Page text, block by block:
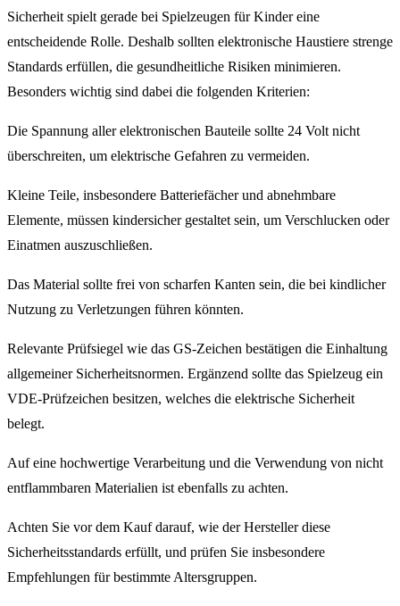
Sicherheit spielt gerade bei Spielzeugen für Kinder eine
entscheidende Rolle. Deshalb sollten elektronische Haustiere strenge
Standards erfüllen, die gesundheitliche Risiken minimieren.
Besonders wichtig sind dabei die folgenden Kriterien:
Die Spannung aller elektronischen Bauteile sollte 24 Volt nicht
überschreiten, um elektrische Gefahren zu vermeiden.
Kleine Teile, insbesondere Batteriefächer und abnehmbare
Elemente, müssen kindersicher gestaltet sein, um Verschlucken oder
Einatmen auszuschließen.
Das Material sollte frei von scharfen Kanten sein, die bei kindlicher
Nutzung zu Verletzungen führen könnten.
Relevante Prüfsiegel wie das GS-Zeichen bestätigen die Einhaltung
allgemeiner Sicherheitsnormen. Ergänzend sollte das Spielzeug ein
VDE-Prüfzeichen besitzen, welches die elektrische Sicherheit
belegt.
Auf eine hochwertige Verarbeitung und die Verwendung von nicht
entflammbaren Materialien ist ebenfalls zu achten.
Achten Sie vor dem Kauf darauf, wie der Hersteller diese
Sicherheitsstandards erfüllt, und prüfen Sie insbesondere
Empfehlungen für bestimmte Altersgruppen.